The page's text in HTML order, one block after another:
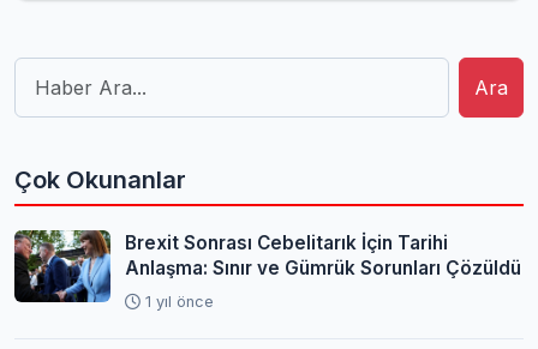
Ara
Çok Okunanlar
Brexit Sonrası Cebelitarık İçin Tarihi
Anlaşma: Sınır ve Gümrük Sorunları Çözüldü
1 yıl önce